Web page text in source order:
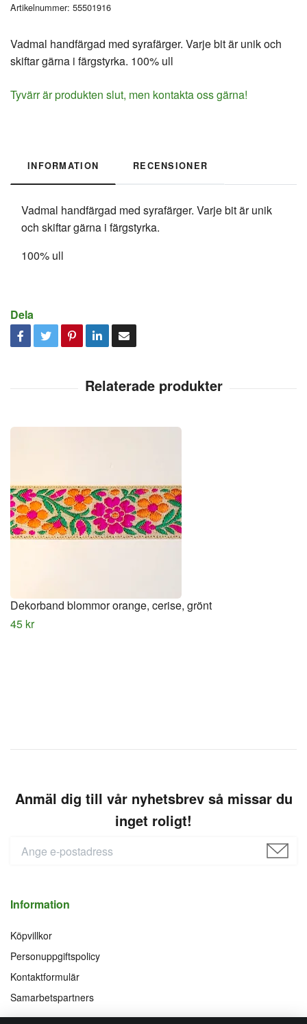
Artikelnummer: 55501916
Vadmal handfärgad med syrafärger. Varje bit är unik och
skiftar gärna i färgstyrka. 100% ull
Tyvärr är produkten slut, men kontakta oss gärna!
INFORMATION RECENSIONER
Vadmal handfärgad med syrafärger. Varje bit är unik
och skiftar gärna i färgstyrka.
100% ull
Dela
Dekorband blommor orange, cerise, grönt
45 kr
Anmäl dig till vår nyhetsbrev så missar du
inget roligt!
Information
Köpvillkor
Personuppgiftspolicy
Kontaktformulär
Samarbetspartners